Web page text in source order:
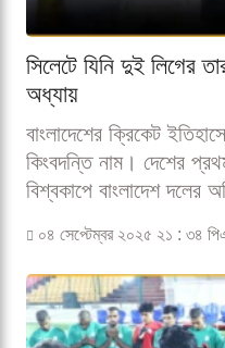
সিলেটে যিনি দুই লিগের
অধ্যায়
বাংলাদেশের ক্রিকেট
কিংবদন্তি নাম। দেশের
বিশ্বকাপে বাংলাদেশ
০৪ সেপ্টেম্বর ২০২৫ ২১ : ৩৪